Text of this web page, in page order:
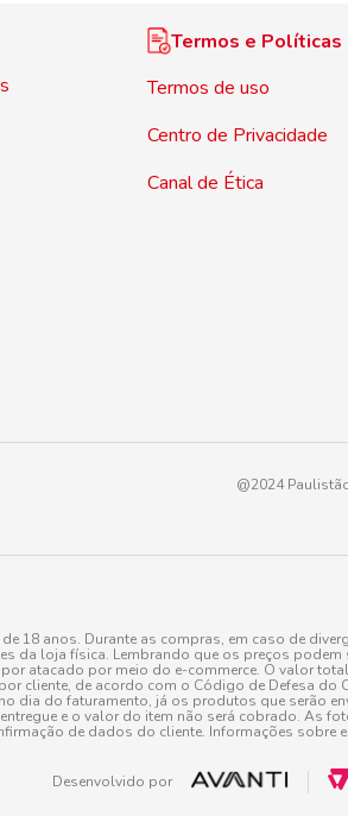
Termos e Políticas
Termos de uso
Centro de Privacidade
Canal de Ética
@2024
18 anos. Durante as compras, em caso de
da loja física. Lembrando que os preços
atacado por meio do e-commerce. O valor
de acordo com o Código de Defesa do
dia do faturamento, já os produtos que
e o valor do item não será cobrado. As
de dados do cliente. Informações sobre
Desenvolvido por